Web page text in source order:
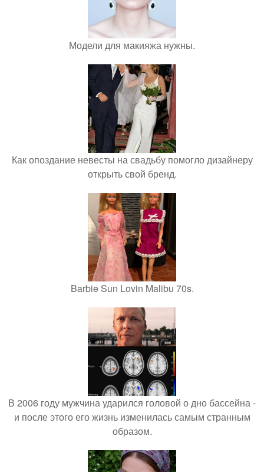
Модели для макияжа нужны.
Как опоздание невесты на свадьбу помогло дизайнеру
открыть свой бренд.
Barbie Sun Lovin Malibu 70s.
В 2006 году мужчина ударился головой о дно бассейна -
и после этого его жизнь изменилась самым странным
образом.